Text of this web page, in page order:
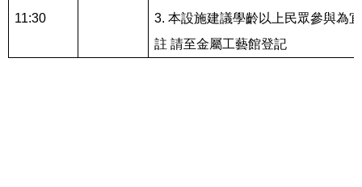
11:30
3. 本設施建議學齡以上民眾參與為
註 請至金屬工藝館登記